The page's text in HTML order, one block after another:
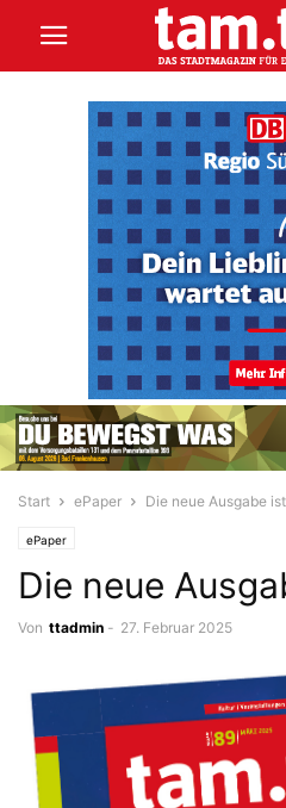
Start ePaper Die neue Ausgabe
ePaper
Die neue
Von ttadmin - 27. Februar 2025